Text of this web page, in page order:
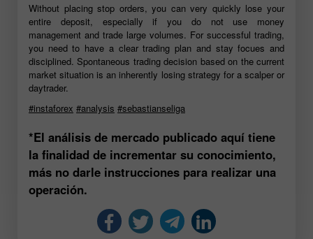
Without placing stop orders, you can very quickly lose your
entire deposit, especially if you do not use money
management and trade large volumes. For successful trading,
you need to have a clear trading plan and stay focues and
disciplined. Spontaneous trading decision based on the current
market situation is an inherently losing strategy for a scalper or
daytrader.
#instaforex #analysis #sebastianseliga
*El análisis de mercado publicado aquí tiene
la finalidad de incrementar su conocimiento,
más no darle instrucciones para realizar una
operación.